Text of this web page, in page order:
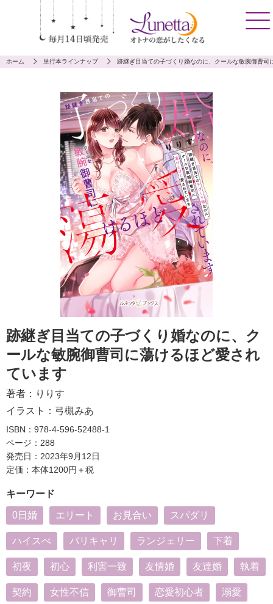
ホーム 単行本ラインナップ 跡継ぎ目当ての子づくり婚なのに、クールな敏腕御曹司
跡継ぎ目当ての子づくり婚なのに、ク
ールな敏腕御曹司に蕩けるほど愛され
ています
著者： りりす
イラスト： 弓槻みあ
ISBN：978-4-596-52488-1
ページ：288
発売日：2023年9月12日
定価：本体1200円＋税
キーワード
0日婚 エリート お見合い スパダリ
ハイスぺ バリキャリ ランジェリー 下着
初夜 初心 利害一致 友情婚 友達婚 執着
契約 女性不信 御曹司 恋愛初心者 溺愛